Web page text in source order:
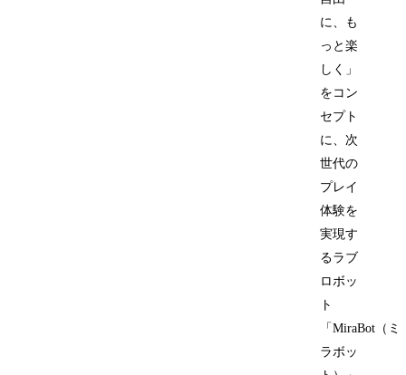
に、も
っと楽
しく」
をコン
セプト
に、次
世代の
プレイ
体験を
実現す
るラブ
ロボッ
ト
「MiraBot（ミ
ラボッ